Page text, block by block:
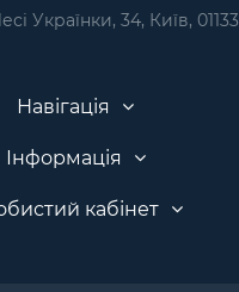
Українки, 34, Київ, 01133
Навігація
Інформація
кабінет